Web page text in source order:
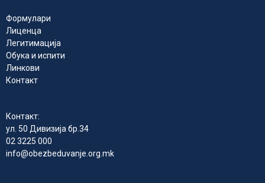
Формулари
Лиценца
Легитимација
Обука и испити
Линкови
Контакт
Контакт:
ул. 50 Дивизија бр.34
02 3225 000
info@obezbeduvanje.org.mk